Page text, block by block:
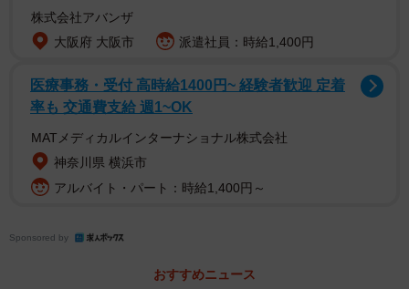
アニメに登場する家で、住んでみたいランキング1位に選ば
れたのは「サザエさんの家」（200票）で、2位は「のび太
した。
4位にランクインしたちびまる子ちゃんの「花輪君の家」
（72票）や、7位として挙げられたドラえもんの「スネ夫の
家」（39票）といった豪邸に対する憧れが集まる一方で、9
ンしんちゃんの「野原家」（29票）など、親しみを感じさ
株式会社アバンザ
大阪府 大阪市
派遣社員：時給1,400円
医療事務・受付 高時給1400円~ 経験者歓迎 定着
率も 交通費支給 週1~OK
MATメディカルインターナショナル株式会社
神奈川県 横浜市
アルバイト・パート：時給1,400円～
Sponsored by
おすすめニュース